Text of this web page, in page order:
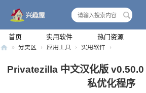
首页 实用软件 热门资源
» 分类区 › 应用工具 › 实用软件 ›
Privatezilla 中文汉化版
私优化程序